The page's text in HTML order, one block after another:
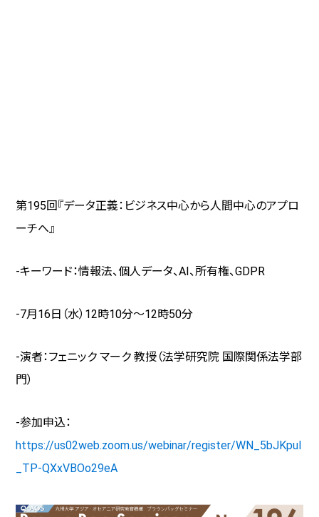
第195回『データ正義：ビジネス中心から人間中心のアプロ
ーチへ』
-キーワード：情報法、個人データ、AI 、所有権、GDPR
-7月16日（水） 12時10分～12時50分
-演者：フェニック マーク 教授（法学研究院 国際関係法学部
門）
-参加申込：
https://us02web.zoom.us/webinar/register/WN_5bJKpuI
_TP-QXxVBOo29eA